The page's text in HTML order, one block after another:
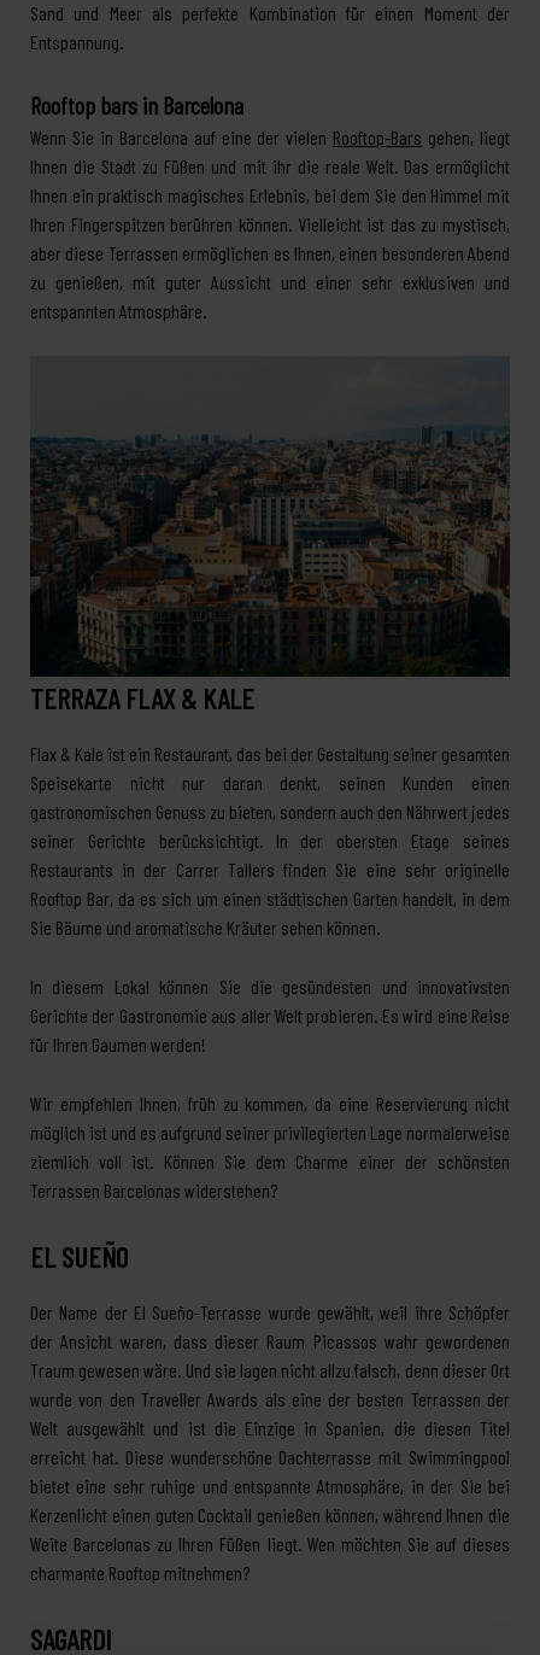
Sand und Meer als perfekte Kombination für einen Moment der
Entspannung.
Rooftop bars in Barcelona
Wenn Sie in Barcelona auf eine der vielen Rooftop-Bars gehen, liegt
Ihnen die Stadt zu Füßen und mit ihr die reale Welt. Das ermöglicht
Ihnen ein praktisch magisches Erlebnis, bei dem Sie den Himmel mit
Ihren Fingerspitzen berühren können. Vielleicht ist das zu mystisch,
aber diese Terrassen ermöglichen es Ihnen, einen besonderen Abend
zu genießen, mit guter Aussicht und einer sehr exklusiven und
entspannten Atmosphäre.
TERRAZA FLAX & KALE
Flax & Kale ist ein Restaurant, das bei der Gestaltung seiner gesamten
Speisekarte nicht nur daran denkt, seinen Kunden einen
gastronomischen Genuss zu bieten, sondern auch den Nährwert jedes
seiner Gerichte berücksichtigt. In der obersten Etage seines
Restaurants in der Carrer Tallers finden Sie eine sehr originelle
Rooftop Bar, da es sich um einen städtischen Garten handelt, in dem
Sie Bäume und aromatische Kräuter sehen können.
In diesem Lokal können Sie die gesündesten und innovativsten
Gerichte der Gastronomie aus aller Welt probieren. Es wird eine Reise
für Ihren Gaumen werden!
Wir empfehlen Ihnen, früh zu kommen, da eine Reservierung nicht
möglich ist und es aufgrund seiner privilegierten Lage normalerweise
ziemlich voll ist. Können Sie dem Charme einer der schönsten
Terrassen Barcelonas widerstehen?
EL SUEÑO
Der Name der El Sueño-Terrasse wurde gewählt, weil ihre Schöpfer
der Ansicht waren, dass dieser Raum Picassos wahr gewordenen
Traum gewesen wäre. Und sie lagen nicht allzu falsch, denn dieser Ort
wurde von den Traveller Awards als eine der besten Terrassen der
Welt ausgewählt und ist die Einzige in Spanien, die diesen Titel
erreicht hat. Diese wunderschöne Dachterrasse mit Swimmingpool
bietet eine sehr ruhige und entspannte Atmosphäre, in der Sie bei
Kerzenlicht einen guten Cocktail genießen können, während Ihnen die
Weite Barcelonas zu Ihren Füßen liegt. Wen möchten Sie auf dieses
charmante Rooftop mitnehmen?
SAGARDI